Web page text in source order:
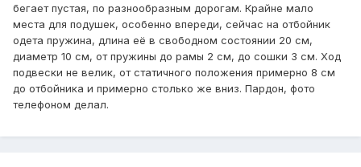
бегает пустая, по разнообразным дорогам. Крайне мало
места для подушек, особенно впереди, сейчас на отбойник
одета пружина, длина её в свободном состоянии 20 см,
диаметр 10 см, от пружины до рамы 2 см, до сошки 3 см. Ход
подвески не велик, от статичного положения примерно 8 см
до отбойника и примерно столько же вниз. Пардон, фото
телефоном делал.